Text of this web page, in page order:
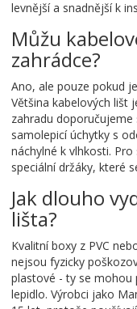
levnější a snadnější k
Můžu
zahrádce?
Ano, ale pouze pokud
Většina kabelových lišt
zahradu
samolepicí úchytky s
náchylné k vlhkosti.
speciální držáky, které
Jak dlouho
lišta?
Kvalitní boxy z PVC
nejsou fyzicky
plastové - ty se
lepidlo. Výrobci jako